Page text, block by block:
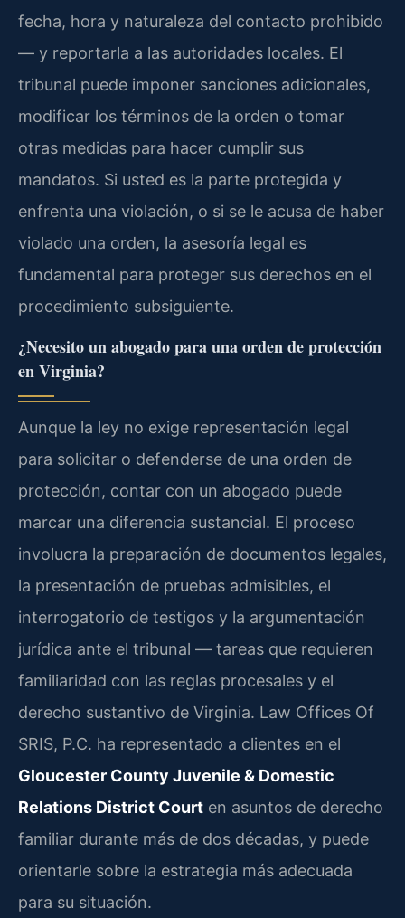
fecha, hora y naturaleza del contacto prohibido
— y reportarla a las autoridades locales. El
tribunal puede imponer sanciones adicionales,
modificar los términos de la orden o tomar
otras medidas para hacer cumplir sus
mandatos. Si usted es la parte protegida y
enfrenta una violación, o si se le acusa de haber
violado una orden, la asesoría legal es
fundamental para proteger sus derechos en el
procedimiento subsiguiente.
¿Necesito un abogado para una orden de protección
en Virginia?
Aunque la ley no exige representación legal
para solicitar o defenderse de una orden de
protección, contar con un abogado puede
marcar una diferencia sustancial. El proceso
involucra la preparación de documentos legales,
la presentación de pruebas admisibles, el
interrogatorio de testigos y la argumentación
jurídica ante el tribunal — tareas que requieren
familiaridad con las reglas procesales y el
derecho sustantivo de Virginia. Law Offices Of
SRIS, P.C. ha representado a clientes en el
Gloucester County Juvenile & Domestic
Relations District Court en asuntos de derecho
familiar durante más de dos décadas, y puede
orientarle sobre la estrategia más adecuada
para su situación.